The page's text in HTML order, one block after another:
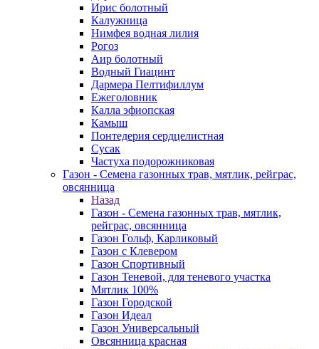
Ирис болотный
Калужница
Нимфея водная лилия
Рогоз
Аир болотный
Водный Гиацинт
Дармера Пелтифиллум
Ежеголовник
Калла эфиопская
Камыш
Понтедерия сердцелистная
Сусак
Частуха подорожниковая
Газон - Семена газонных трав, мятлик, рейграс,
овсянница
Назад
Газон - Семена газонных трав, мятлик,
рейграс, овсянница
Газон Гольф, Карликовый
Газон с Клевером
Газон Спортивный
Газон Теневой, для теневого участка
Мятлик 100%
Газон Городской
Газон Идеал
Газон Универсальный
Овсянница красная